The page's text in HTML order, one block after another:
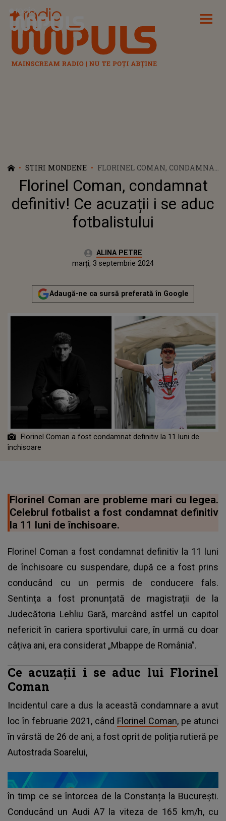
Radio Impuls
STIRI MONDENE
FLORINEL COMAN, CONDAMNAT
DEFINITIV! CE ACUZAȚII I SE
ADUC FOTBALISTULUI
Florinel Coman, condamnat
definitiv! Ce acuzații i se aduc
fotbalistului
Autor:ALINA PETRE
marți, 3 septembrie 2024Actualizat:
marți, 3 septembrie 2024
Adaugă-ne ca sursă preferată în Google
Florinel Coman a fost condamnat definitiv la 11 luni de
închisoare
Florinel Coman are probleme mari cu legea.
Celebrul fotbalist a fost condamnat definitiv
la 11 luni de închisoare.
Florinel Coman a fost condamnat definitiv la 11 luni
de închisoare cu suspendare, după ce a fost prins
conducând cu un permis de conducere fals.
Sentința a fost pronunțată de magistrații de la
Judecătoria Lehliu Gară, marcând astfel un capitol
nefericit în cariera sportivului care, în urmă cu doar
câțiva ani, era considerat „Mbappe de România”.
Ce acuzații i se aduc lui Florinel
Coman
Incidentul care a dus la această condamnare a avut
loc în februarie 2021, când Florinel Coman, pe atunci
în vârstă de 26 de ani, a fost oprit de poliția rutieră pe
Autostrada Soarelui,
în timp ce se întorcea de la Constanța la București.
Conducând un Audi A7 la viteza de 165 km/h, cu